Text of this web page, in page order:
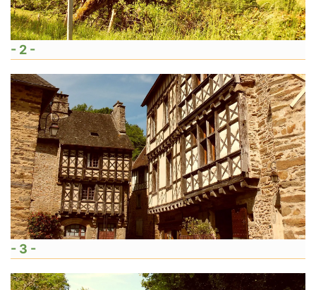
- 2 -
- 3 -